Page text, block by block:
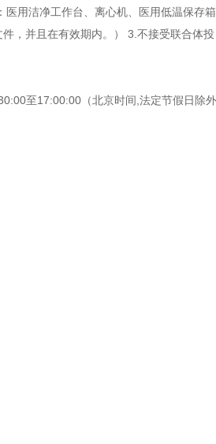
医用洁净工作台、离心机、医用低温保存
，并且在有效期内。） 3. 不接受联合体投
至17:00:00 （北京时间 法定节假日除